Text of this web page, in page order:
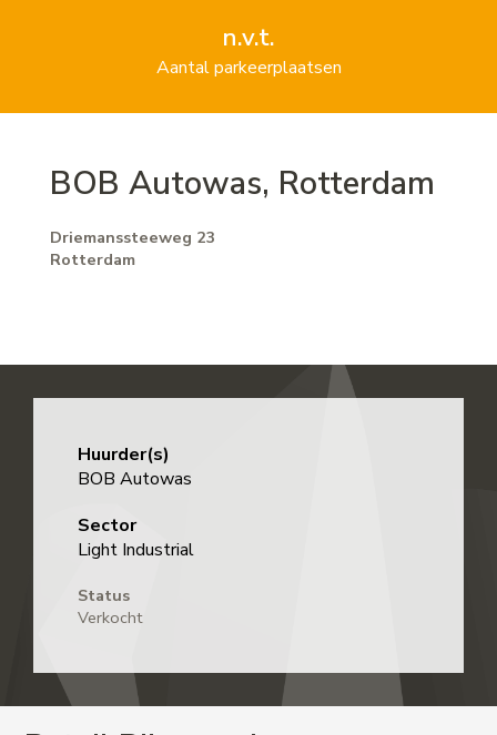
n.v.t.
Aantal parkeerplaatsen
BOB Autowas, Rotterdam
Driemanssteeweg 23
Rotterdam
Huurder(s)
BOB Autowas
Sector
Light Industrial
Status
Verkocht